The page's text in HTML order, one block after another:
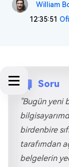
William
12:35:51
Soru
"Bugün yeni
birdenbire
tarafımdan
belgelerin